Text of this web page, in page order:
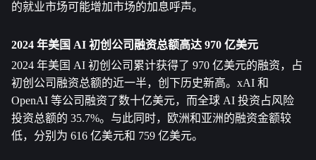
的就业市场可能增加市场的加息呼声。
2024 年美国 AI 初创公司融资总额高达 970 亿美元
2024 年美国 AI 初创公司累计获得了 970 亿美元的融资，占
初创公司融资总额的近一半，创下历史新高。xAI 和
OpenAI 等公司融资了数十亿美元，而全球 AI 投资占风险
投资总额的 35.7%。与此同时，欧洲和亚洲的融资金额较
低，分别为 616 亿美元和 759 亿美元。